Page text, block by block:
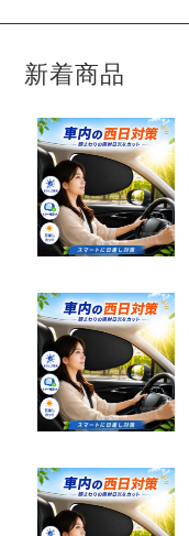
新着商品